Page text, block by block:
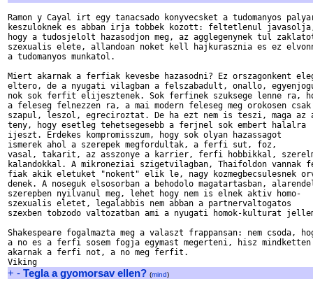
Ramon y Cayal irt egy tanacsado konyvecsket a tudomanyos
keszuloknek es abban irja tobbek kozott: feltetlenul
hogy a tudosjelolt hazasodjon meg, az agglegenynek tul
szexualis elete, allandoan noket kell hajkurasznia es ez
a tudomanyos munkatol.
Miert akarnak a ferfiak kevesbe hazasodni? Ez orszagonkent
eltero, de a nyugati vilagban a felszabadult, onallo,
nok sok ferfit elijesztenek. Sok ferfinek szuksege lenne ra,
a feleseg felnezzen ra, a mai modern feleseg meg orokosen
szapul, leszol, egreciroztat. De ha ezt nem is teszi, maga az
teny, hogy esetleg tehetsegesebb a ferjnel sok embert halalra
ijeszt. Erdekes kompromisszum, hogy sok olyan hazassagot
ismerek ahol a szerepek megfordultak, a ferfi sut, foz,
vasal, takarit, az asszonye a karrier, ferfi hobbikkal,
kalandokkal. A mikroneziai szigetvilagban, Thaifoldon vannak
fiak akik eletuket "nokent" elik le, nagy kozmegbecsulesnek
denek. A noseguk elsosorban a behodolo magatartasban,
szerepben nyilvanul meg, lehet hogy nem is elnek aktiv homo-
szexualis eletet, legalabbis nem abban a partnervaltogatos
szexben tobzodo valtozatban ami a nyugati homok-kulturat
Shakespeare fogalmazta meg a valaszt frappansan: nem csoda,
a no es a ferfi sosem fogja egymast megerteni, hisz mindketten
akarnak a ferfi not, a no meg ferfit.
+ - Tegla a gyomorsav ellen? (mind)